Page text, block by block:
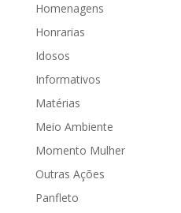
Homenagens
Honrarias
Idosos
Informativos
Matérias
Meio Ambiente
Momento Mulher
Outras Ações
Panfleto